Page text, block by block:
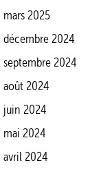
mars 2025
décembre 2024
septembre 2024
août 2024
juin 2024
mai 2024
avril 2024